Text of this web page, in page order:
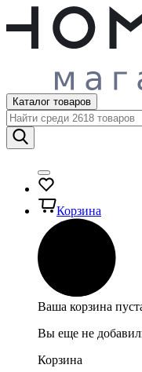
Каталог товаров
Корзина
Ваша корзина
Вы еще не
Корзина